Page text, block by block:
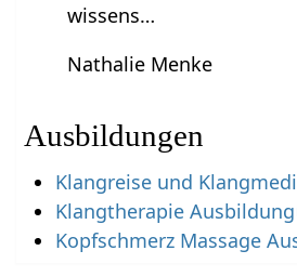
wissens…
Nathalie Menke
Ausbildungen
Klangreise und
Klangtherapie Ausbildung
Kopfschmerz Massage